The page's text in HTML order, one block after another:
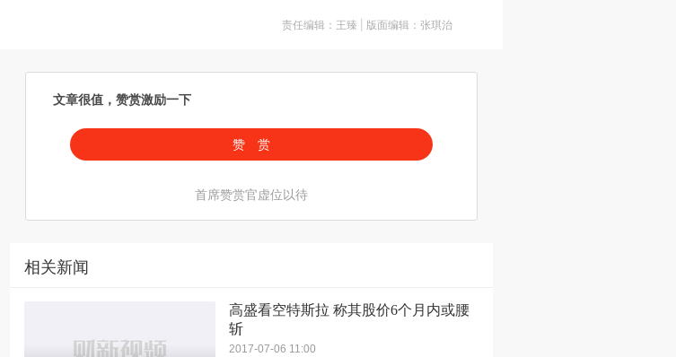
责任编辑：王臻 | 版面编辑：张琪治
文章很值，赞赏激励一下
赞 赏
首席赞赏官虚位以待
相关新闻
高盛看空特斯拉 称其股价6个月内或腰
斩
2017-07-06 11:00